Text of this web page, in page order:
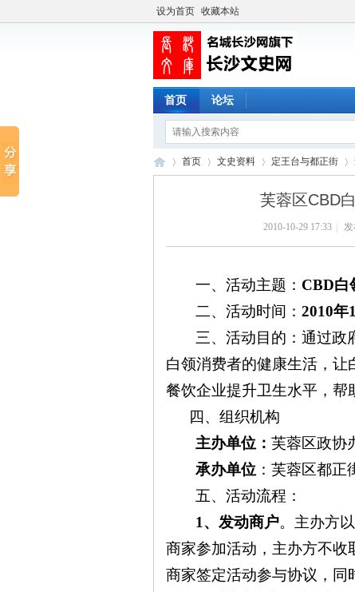
设为首页 收藏本站
首页 论坛
首页 文史资料 定王台与都正街
芙蓉区CBD
2010-10-29 17:33 发
一、活动主题： CBD白
二、活动时间：2010年
三、活动目的：通过政
白领消费者的健康生活，
餐饮企业提升卫生水平，帮
四、组织机构
主办单位：芙蓉区政协
承办单位 ：芙蓉区都
五、活动流程：
1 、发动商户。主办方
商家参加活动，主办方不收
商家签定活动参与协议，同